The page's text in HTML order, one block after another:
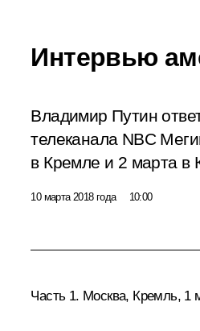
Интервью
Владимир Путин
телеканала NBC
в Кремле и 2 марта в
10 марта 2018 года 10:00
Часть 1. Москва, Кремль, 1